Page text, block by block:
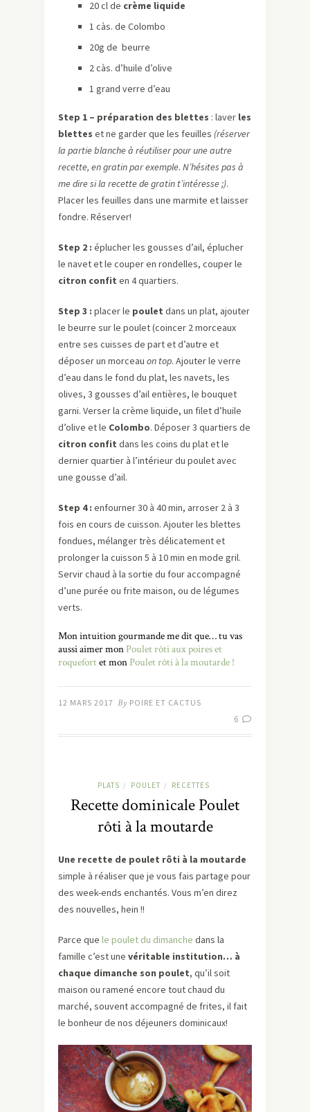
20 cl de crème liquide
1 càs. de Colombo
20g de beurre
2càs. d’huile d’olive
1 grand verre d’eau
Step 1 – préparation des blettes : laver les
blettes et ne garder que les feuilles (réserver
la partie blanche à réutiliser pour une autre
recette, en gratin parexemple. N’hésites pas à
me dire si la recette de gratin t’intéresse ;).
Placer les feuilles dans une marmite et laisser
fondre. Réserver!
Step 2 : éplucher les gousses d’ail, éplucher
le navet et le couper en rondelles, couper le
citron confit en 4 quartiers.
Step 3 : placer le poulet dans un plat, ajouter
le beurre sur le poulet (coincer 2 morceaux
entre ses cuisses de part et d’autre et
déposer un morceau on top. Ajouter le verre
d’eau dans le fond du plat, les navets, les
olives, 3 gousses d’ail entières, le bouquet
garni. Verser la crème liquide, un filet d’huile
d’olive et le Colombo. Déposer 3 quartiers de
citron confit dans les coins du plat et le
dernier quartier à l’intérieur du poulet avec
une gousse d’ail.
Step 4 : enfourner 30 à 40 min, arroser 2 à 3
fois en cours de cuisson. Ajouter les blettes
fondues, mélanger très délicatement et
prolonger la cuisson 5 à 10 min en mode gril.
Servir chaud à la sortie du four accompagné
d’une purée ou frite maison, ou de légumes
verts.
Mon intuition gourmande me dit que… tu vas
aussi aimer mon Poulet rôti aux poires et
roquefortet mon Poulet rôti à la moutarde !
12 MARS 2017 By POIRE ET CACTUS
6
PLATS / POULET / RECETTES
Recette dominicale Poulet
rôti à la moutarde
Une recette de poulet rôti à la moutarde
simple à réaliser que je vous fais partage pour
des week-ends enchantés. Vous m’en direz
des nouvelles, hein !!
Parce que le poulet du dimanche dans la
famille c’est une véritable institution… à
chaque dimanche son poulet, qu’il soit
maison ou ramené encore tout chaud du
marché, souvent accompagné de frites, il fait
le bonheur de nos déjeuners dominicaux!